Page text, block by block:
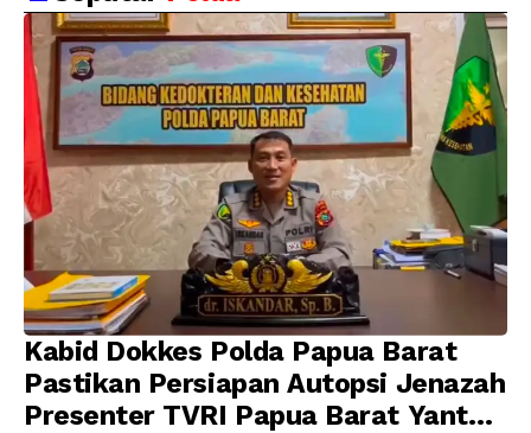
Diamankan
Profesionalisme
Kabid Dokkes Polda Papua Barat
Pastikan Persiapan Autopsi Jenazah
Presenter TVRI Papua Barat Yanto